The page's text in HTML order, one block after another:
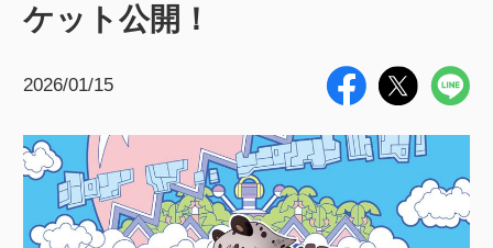
ケット公開！
2026/01/15